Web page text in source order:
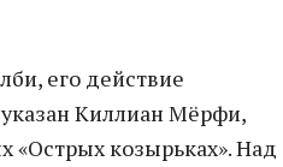
его действие
Киллиан Мёрфи,
козырьках». Над